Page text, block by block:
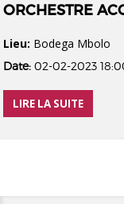
ORCHESTRE
Lieu: Bodega Mbolo
Date: 02-02-2023
LIRE LA SUITE